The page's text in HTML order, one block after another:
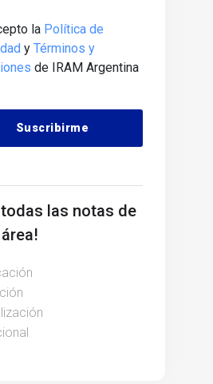
la Política de
y Términos y
de IRAM Argentina
todas las notas de